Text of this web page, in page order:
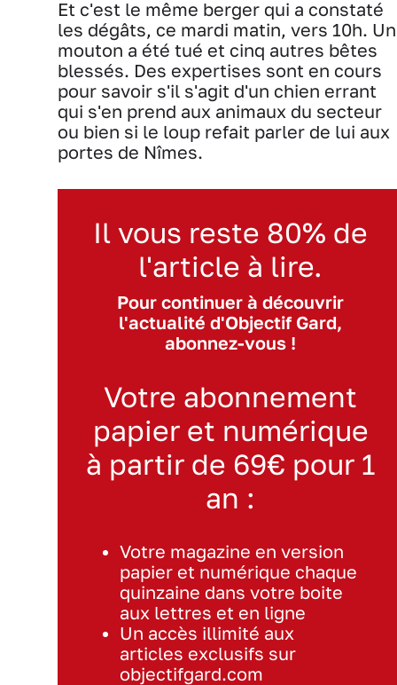
Et c'est le même berger qui a constaté
les dégâts, ce mardi matin, vers 10h. Un
mouton a été tué et cinq autres bêtes
blessés. Des expertises sont en cours
pour savoir s'il s'agit d'un chien errant
qui s'en prend aux animaux du secteur
ou bien si le loup refait parler de lui aux
portes de Nîmes.
Il vous reste 80% de
l'article à lire.
Pour continuer à découvrir
l'actualité d'Objectif Gard,
abonnez-vous !
Votre abonnement
papier et numérique
à partir de 69€ pour 1
an :
Votre magazine en version
papier et numérique chaque
quinzaine dans votre boite
aux lettres et en ligne
Un accès illimité aux
articles exclusifs sur
objectifgard.com